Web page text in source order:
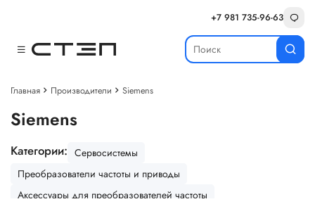
+7 981 735-96-63
Главная Производители Siemens
Siemens
Категории: Сервосистемы
Преобразователи частоты и приводы
Аксессуары для преобразователей частоты